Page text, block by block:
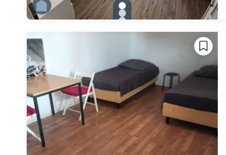
gallery.slide_selector
Zu Slide 1 wechseln
Zu Slide 2 wechseln